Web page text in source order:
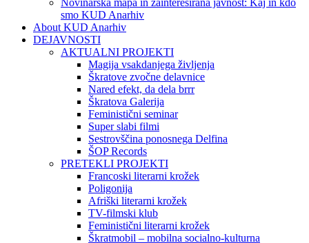
smo KUD Anarhiv
About KUD Anarhiv
DEJAVNOSTI
AKTUALNI PROJEKTI
Magija vsakdanjega življenja
Škratove zvočne delavnice
Nared efekt, da dela brrr
Škratova Galerija
Feministični seminar
Super slabi filmi
Sestrovščina ponosnega Delfina
ŠOP Records
PRETEKLI PROJEKTI
Francoski literarni krožek
Poligonija
Afriški literarni krožek
TV-filmski klub
Feministični literarni krožek
Škratmobil – mobilna socialno-kulturna